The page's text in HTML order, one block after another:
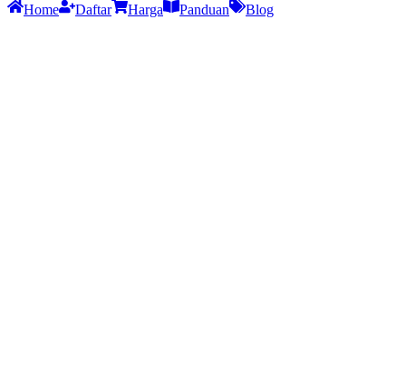
Home
Daftar Harga Panduan Blog